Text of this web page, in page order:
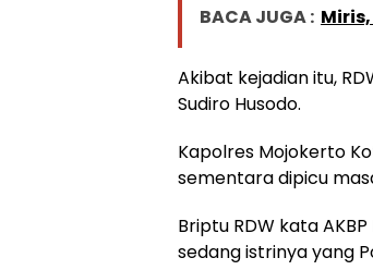
BACA JUGA :
Akibat kejadian itu,
Sudiro Husodo.
Kapolres Mojokerto
sementara dipicu
Briptu RDW kata
sedang istrinya yang